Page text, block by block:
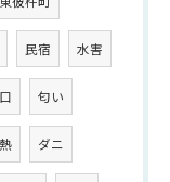
民宿 水害
匂い
ダニ